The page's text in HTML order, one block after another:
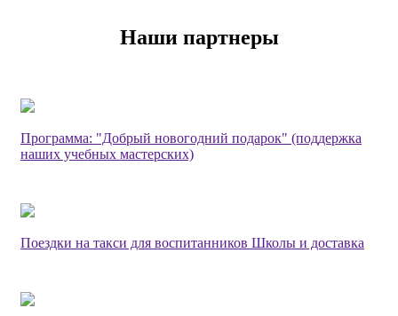
Наши партнеры
Программа: "Добрый новогодний подарок" (поддержка
наших учебных мастерских)
Поездки на такси для воспитанников Школы и доставка